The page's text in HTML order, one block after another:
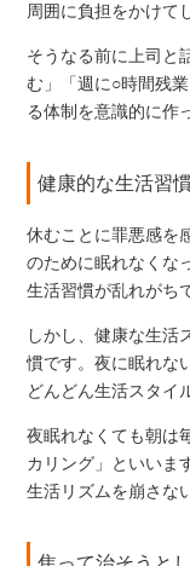
周囲に負担をかけて
そうなる前に上司と
む」「週に○時間残
る体制を意識的に作
健康的な生活習
休むことに罪悪感を
のために眠れなくな
生活習慣が乱れがち
しかし、健康な生活
慣です。夜に眠れな
どんどん生活スタイ
夜眠れなくても朝は
カリング」といいま
生活リズムを崩さな